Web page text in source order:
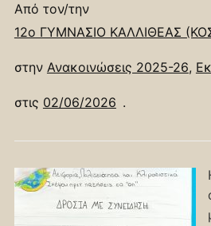
Από τον/την
12ο ΓΥΜΝΑΣΙΟ ΚΑΛΛΙΘΕΑΣ
στην Ανακοινώσεις 2025-26,
στις 02/06/2026 .